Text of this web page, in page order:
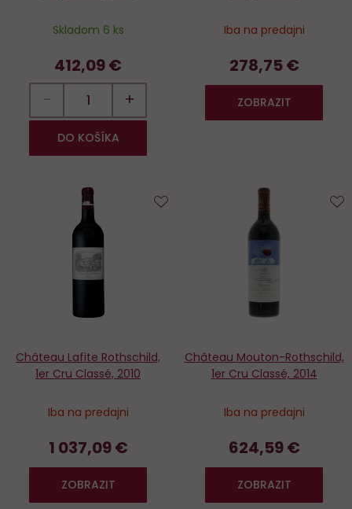
Skladom 6 ks
412,09 €
− +
DO KOŠÍKA
Iba na predajni
278,75 €
ZOBRAZIT
Château Lafite Rothschild,
1er Cru Classé, 2010
Iba na predajni
1 037,09 €
ZOBRAZIT
Château Mouton-Rothschild,
1er Cru Classé, 2014
Iba na predajni
624,59 €
ZOBRAZIT